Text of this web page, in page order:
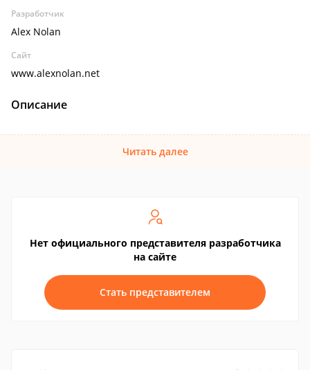
Разработчик
Alex Nolan
Сайт
www.alexnolan.net
Описание
Читать далее
Нет официального представителя разработчика
на сайте
Стать представителем